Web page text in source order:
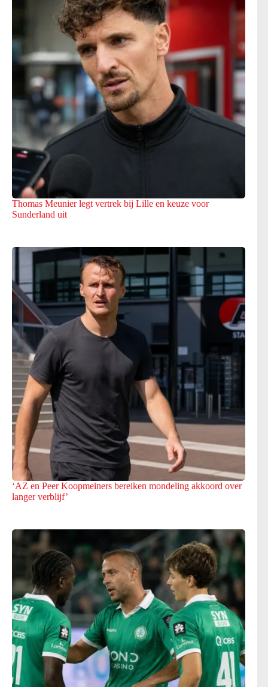
Thomas Meunier legt vertrek bij Lille en keuze voor
Sunderland uit
‘AZ en Peer Koopmeiners bereiken mondeling akkoord over
langer verblijf’